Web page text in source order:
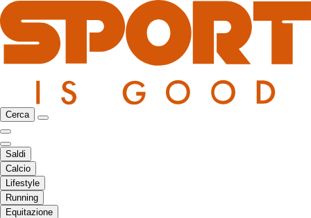
Cerca
Saldi
Calcio
Lifestyle
Running
Equitazione